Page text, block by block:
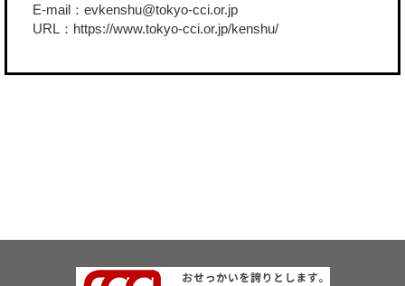
E-mail：evkenshu@tokyo-cci.or.jp
URL： https://www.tokyo-cci.or.jp/kenshu/